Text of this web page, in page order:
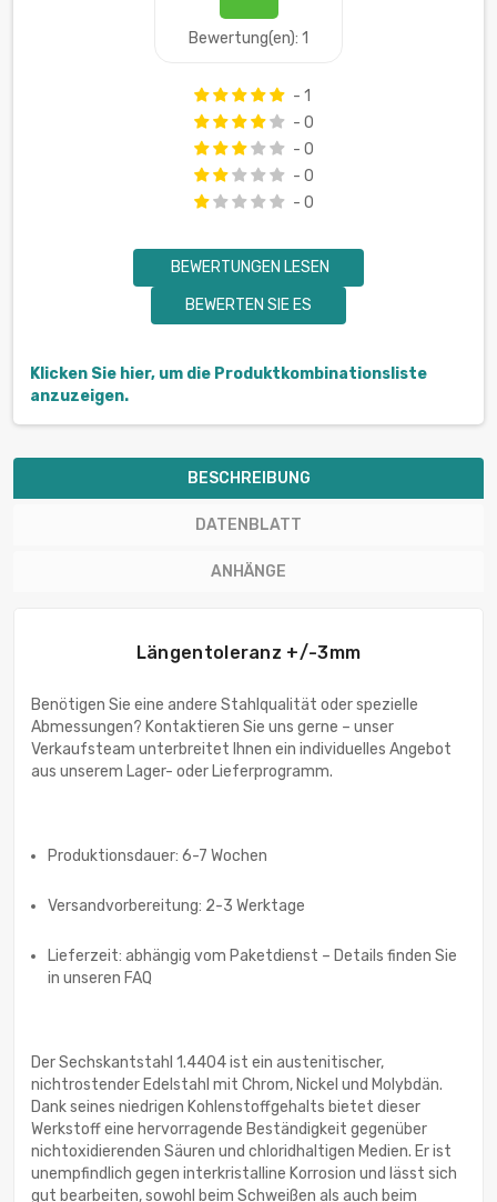
Bewertung(en): 1
- 1
- 0
- 0
- 0
- 0
BEWERTUNGEN LESEN
BEWERTEN SIE ES
Klicken Sie hier, um die Produktkombinationsliste
anzuzeigen.
BESCHREIBUNG
DATENBLATT
ANHÄNGE
Längentoleranz +/-3mm
Benötigen Sie eine andere Stahlqualität oder spezielle
Abmessungen? Kontaktieren Sie uns gerne – unser
Verkaufsteam unterbreitet Ihnen ein individuelles Angebot
aus unserem Lager- oder Lieferprogramm.
Produktionsdauer: 6-7 Wochen
Versandvorbereitung: 2-3 Werktage
Lieferzeit: abhängig vom Paketdienst – Details finden Sie
in unseren FAQ
Der Sechskantstahl 1.4404 ist ein austenitischer,
nichtrostender Edelstahl mit Chrom, Nickel und Molybdän.
Dank seines niedrigen Kohlenstoffgehalts bietet dieser
Werkstoff eine hervorragende Beständigkeit gegenüber
nichtoxidierenden Säuren und chloridhaltigen Medien. Er ist
unempfindlich gegen interkristalline Korrosion und lässt sich
gut bearbeiten, sowohl beim Schweißen als auch beim